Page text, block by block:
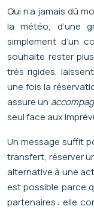
Qui n’a jamais dû
la météo, d’une
simplement d’un
souhaite rester
très rigides,
une fois la
assure un
seul face aux
Un message suffit
transfert, réserver
alternative à une
est possible parce
partenaires : elle